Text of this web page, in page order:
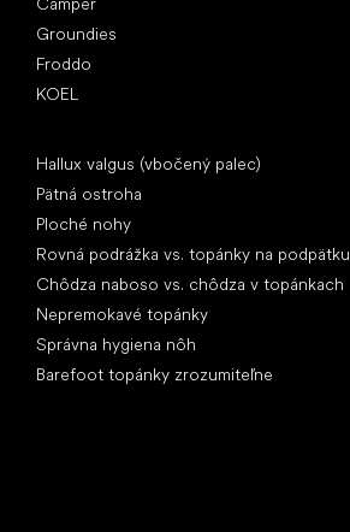
Camper
Groundies
Froddo
KOEL
Hallux valgus (vbočený palec)
Pätná ostroha
Ploché nohy
Rovná podrážka vs. topánky na podpätku
Chôdza naboso vs. chôdza v topánkach
Nepremokavé topánky
Správna hygiena nôh
Barefoot topánky zrozumiteľne